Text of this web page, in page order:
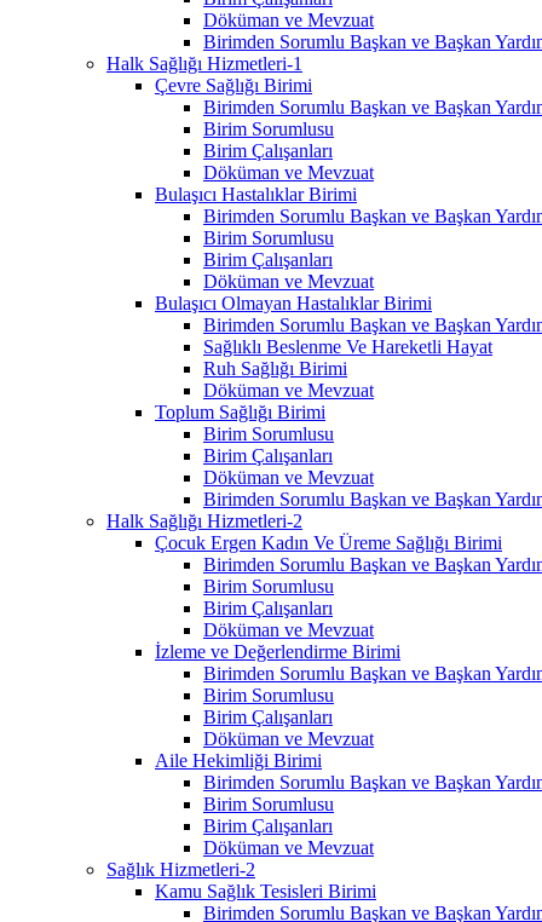
Döküman ve Mevzuat
Birimden Sorumlu Başkan ve Başkan
Halk Sağlığı Hizmetleri-1
Çevre Sağlığı Birimi
Birimden Sorumlu Başkan ve Başkan
Birim Sorumlusu
Birim Çalışanları
Döküman ve Mevzuat
Bulaşıcı Hastalıklar Birimi
Birimden Sorumlu Başkan ve Başkan
Birim Sorumlusu
Birim Çalışanları
Döküman ve Mevzuat
Bulaşıcı Olmayan Hastalıklar Birimi
Birimden Sorumlu Başkan ve Başkan
Sağlıklı Beslenme Ve Hareketli Hayat
Ruh Sağlığı Birimi
Döküman ve Mevzuat
Toplum Sağlığı Birimi
Birim Sorumlusu
Birim Çalışanları
Döküman ve Mevzuat
Birimden Sorumlu Başkan ve Başkan
Halk Sağlığı Hizmetleri-2
Çocuk Ergen Kadın Ve Üreme Sağlığı Birimi
Birimden Sorumlu Başkan ve Başkan
Birim Sorumlusu
Birim Çalışanları
Döküman ve Mevzuat
İzleme ve Değerlendirme Birimi
Birimden Sorumlu Başkan ve Başkan
Birim Sorumlusu
Birim Çalışanları
Döküman ve Mevzuat
Aile Hekimliği Birimi
Birimden Sorumlu Başkan ve Başkan
Birim Sorumlusu
Birim Çalışanları
Döküman ve Mevzuat
Sağlık Hizmetleri-2
Kamu Sağlık Tesisleri Birimi
Birimden Sorumlu Başkan ve Başkan